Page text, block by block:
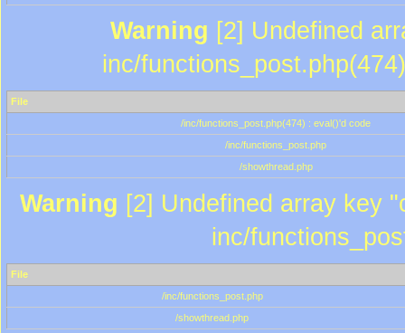
Warning [2] Undefined
inc/
File
/inc/functions_post.php(474) : eval()'d code
/inc/functions_post.php
/showthread.php
Warning [2] Undefined array key
inc/
File
/inc/functions_post.php
/showthread.php